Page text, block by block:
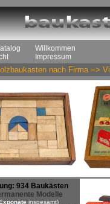
Willkommen
Impressum
nach Firma =>
934 Baukästen
Modelle
insgesamt)